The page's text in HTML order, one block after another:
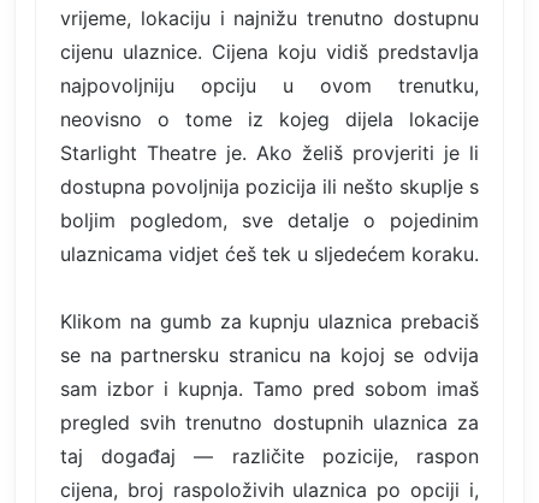
vrijeme, lokaciju i najnižu trenutno dostupnu
cijenu ulaznice. Cijena koju vidiš predstavlja
najpovoljniju opciju u ovom trenutku,
neovisno o tome iz kojeg dijela lokacije
Starlight Theatre je. Ako želiš provjeriti je li
dostupna povoljnija pozicija ili nešto skuplje s
boljim pogledom, sve detalje o pojedinim
ulaznicama vidjet ćeš tek u sljedećem koraku.
Klikom na gumb za kupnju ulaznica prebaciš
se na partnersku stranicu na kojoj se odvija
sam izbor i kupnja. Tamo pred sobom imaš
pregled svih trenutno dostupnih ulaznica za
taj događaj — različite pozicije, raspon
cijena, broj raspoloživih ulaznica po opciji i,